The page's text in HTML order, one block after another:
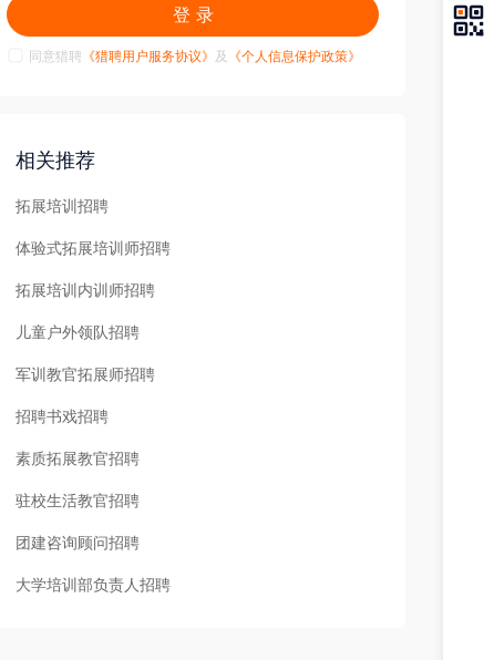
登 录
同意猎聘 《猎聘用户服务协议》 及 《个人信息保护政策》
相关推荐
拓展培训招聘
体验式拓展培训师招聘
拓展培训内训师招聘
儿童户外领队招聘
军训教官拓展师招聘
招聘书戏招聘
素质拓展教官招聘
驻校生活教官招聘
团建咨询顾问招聘
大学培训部负责人招聘